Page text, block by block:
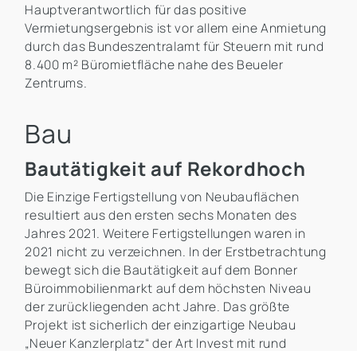
Hauptverantwortlich für das positive
Vermietungsergebnis ist vor allem eine Anmietung
durch das Bundeszentralamt für Steuern mit rund
8.400 m² Büromietfläche nahe des Beueler
Zentrums.
Bau
Bautätigkeit auf Rekordhoch
Die Einzige Fertigstellung von Neubauflächen
resultiert aus den ersten sechs Monaten des
Jahres 2021. Weitere Fertigstellungen waren in
2021 nicht zu verzeichnen. In der Erstbetrachtung
bewegt sich die Bautätigkeit auf dem Bonner
Büroimmobilienmarkt auf dem höchsten Niveau
der zurückliegenden acht Jahre. Das größte
Projekt ist sicherlich der einzigartige Neubau
„Neuer Kanzlerplatz“ der Art Invest mit rund